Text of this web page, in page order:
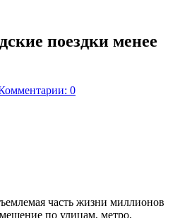
поездки менее
0
часть жизни миллионов
по улицам, метро,